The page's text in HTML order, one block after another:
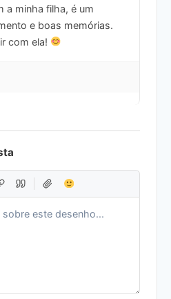
a minha filha, é um
e boas memórias.
com ela!